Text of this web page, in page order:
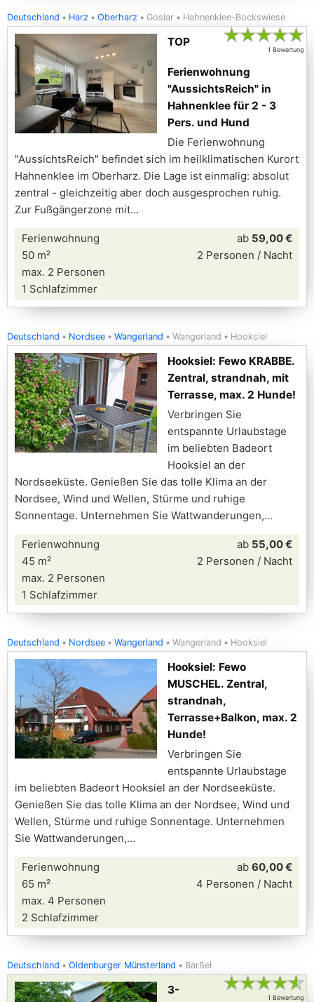
Deutschland Harz Oberharz Goslar Hahnenklee-Bockswiese
★★★★★
1 Bewertung
TOP
Ferienwohnung
"AussichtsReich" in
Hahnenklee für 2 - 3
Pers. und Hund
Die Ferienwohnung
"AussichtsReich" befindet sich im heilklimatischen Kurort
Hahnenklee im Oberharz. Die Lage ist einmalig: absolut
zentral - gleichzeitig aber doch ausgesprochen ruhig.
Zur Fußgängerzone mit
Ferienwohnung
50 m²
max. 2 Personen
1 Schlafzimmer
ab 59,00 €
2 Personen / Nacht
Deutschland Nordsee Wangerland Wangerland Hooksiel
Hooksiel: Fewo KRABBE.
Zentral, strandnah, mit
Terrasse, max. 2 Hunde!
Verbringen Sie
entspannte Urlaubstage
im beliebten Badeort
Hooksiel an der
Nordseeküste. Genießen Sie das tolle Klima an der
Nordsee, Wind und Wellen, Stürme und ruhige
Sonnentage. Unternehmen Sie Wattwanderungen,
Ferienwohnung
45 m²
max. 2 Personen
1 Schlafzimmer
ab 55,00 €
2 Personen / Nacht
Deutschland Nordsee Wangerland Wangerland Hooksiel
Hooksiel: Fewo
MUSCHEL. Zentral,
strandnah,
Terrasse+Balkon, max. 2
Hunde!
Verbringen Sie
entspannte Urlaubstage
im beliebten Badeort Hooksiel an der Nordseeküste.
Genießen Sie das tolle Klima an der Nordsee, Wind und
Wellen, Stürme und ruhige Sonnentage. Unternehmen
Sie Wattwanderungen,
Ferienwohnung
65 m²
max. 4 Personen
2 Schlafzimmer
ab 60,00 €
4 Personen / Nacht
Deutschland Oldenburger Münsterland Barßel
★★★★★
1 Bewertung
3-